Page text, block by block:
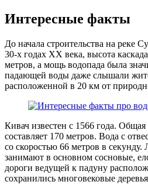
Интересные факты
До начала строительства на реке
30-х годах XX века, высота
метров, а мощь водопада была
падающей воды даже слышали
расположенной в 20 км от
Кивач известен с 1566 года.
составляет 170 метров. Вода с
со скоростью 66 метров в
занимают в основном сосновые,
дороги ведущей к падуну
сохранились многовековые